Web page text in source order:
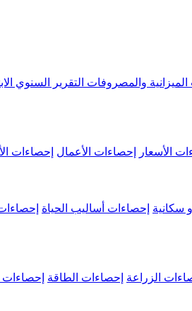
الميزانية والمصروفات التقرير السنوي
الأسعار إحصاءات الأعمال إحصاءات
سكانية إحصاءات أساليب الحياة
الزراعة إحصاءات الطاقة إحصاءات